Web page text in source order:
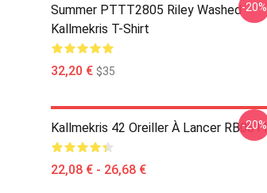
Summer PTTT2805 Riley Washed
Kallmekris T-Shirt
32,20 € $35
-20%
Kallmekris 42 Oreiller À Lancer RB0811
22,08 € - 26,68 €
-20%